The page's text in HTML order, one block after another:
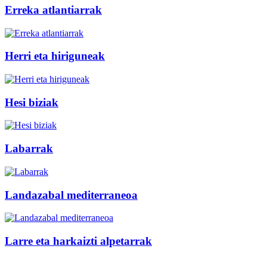
Erreka atlantiarrak
Herri eta hiriguneak
Hesi biziak
Labarrak
Landazabal mediterraneoa
Larre eta harkaizti alpetarrak